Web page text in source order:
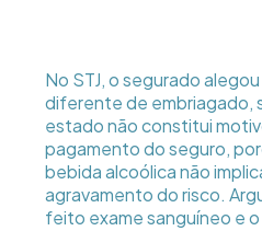
No STJ, o segurado
diferente de embriagado,
estado não constitui
pagamento do seguro,
bebida alcoólica não
agravamento do risco.
feito exame sanguíneo e